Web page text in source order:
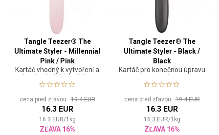
Tangle Teezer® The
Ultimate Styler - Millennial
Pink / Pink
Kartáč vhodný k vytvoření a
zakončení jakéhokoli účesu
cena pred zľavou:19.4 EUR
16.3 EUR
16.3 EUR/1 kg
ZĽAVA 16%
Tangle Teezer® The
Ultimate Styler - Black /
Black
Kartáč pro konečnou úpravu
vlasů
cena pred zľavou:19.4 EUR
16.3 EUR
16.3 EUR/1 kg
ZĽAVA 16%